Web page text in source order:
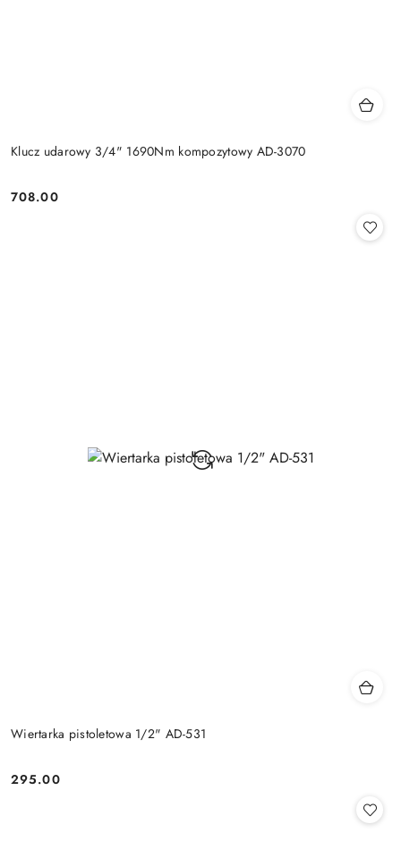
Klucz udarowy 3/4" 1690Nm kompozytowy AD-3070
Cena:
708.00
Wiertarka pistoletowa 1/2" AD-531
Cena:
295.00